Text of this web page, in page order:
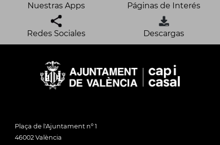
Nuestras Apps Páginas de Interés
Redes Sociales Descargas
Plaça de l'Ajuntament nº 1
46002 València